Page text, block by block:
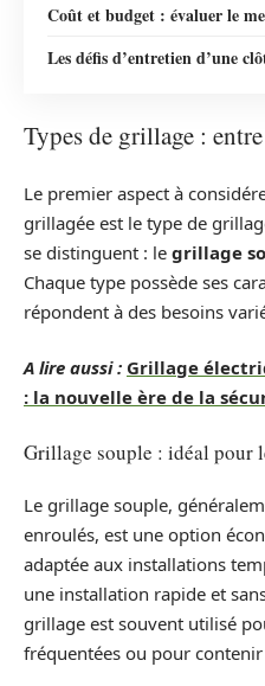
Coût et budget : évaluer le
Les défis d’entretien d’une
Types de grillage :
Le premier aspect à
grillagée est le type de
se distinguent : le grillage
Chaque type possède ses
répondent à des besoins
A lire aussi : Grillage
: la nouvelle ère de la
Grillage souple : idéal pour
Le grillage souple,
enroulés, est une option
adaptée aux installations
une installation rapide et
grillage est souvent utilisé
fréquentées ou pour